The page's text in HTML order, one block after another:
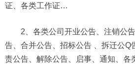
证、各类工作证…
2、各类公司开业公告、注销公
告、合并公告、招标公告 、拆迁公Q
责公告、解除公告、启事、通知、